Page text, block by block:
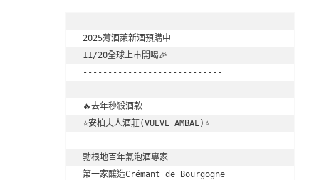
2025薄酒萊新酒預購中
11/20全球上市開喝🎉
----------------------------
🔥去年秒殺酒款
⭐️安柏夫人酒莊(VUEVE AMBAL)⭐️
勃根地百年氣泡酒專家
第一家釀造Crémant de Bourgogne